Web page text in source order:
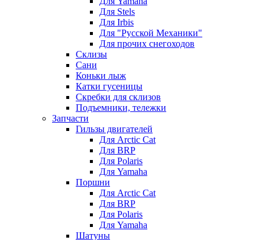
Для Stels
Для Irbis
Для "Русской Механики"
Для прочих снегоходов
Склизы
Сани
Коньки лыж
Катки гусеницы
Скребки для склизов
Подъемники, тележки
Запчасти
Гильзы двигателей
Для Arctic Cat
Для BRP
Для Polaris
Для Yamaha
Поршни
Для Arctic Cat
Для BRP
Для Polaris
Для Yamaha
Шатуны